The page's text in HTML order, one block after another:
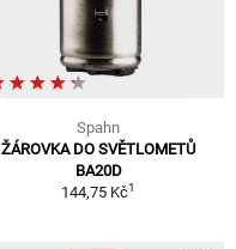
Spahn
ŽÁROVKA DO SVĚTLOMETŮ
BA20D
144,75 Kč1